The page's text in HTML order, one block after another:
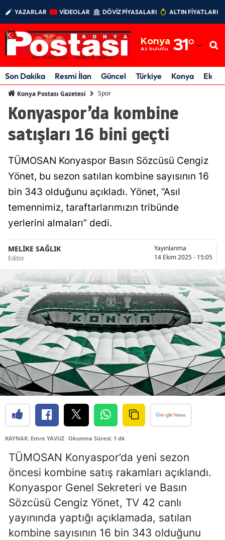
YAZARLAR VİDEOLAR DÖVİZ PİYASALARI ALTIN FİYATLARI
Konya
Az bulutlu 31°
Adıyaman
Afyonkarahisar
Amasya
Ankara
Artvin
Aydın
Bingöl
Bitlis
Bolu
Burdur
Bursa
Çanakkale
Çankırı
Edirne
Elazığ
Erzincan
Erzurum
Son Dakika Resmi İlan Güncel Türkiye Konya
Konya Postası Gazetesi Spor
Konyaspor’da kombine
satışları 16 bini geçti
TÜMOSAN Konyaspor Basın Sözcüsü Cengiz
Yönet, bu sezon satılan kombine sayısının 16
bin 343 olduğunu açıkladı. Yönet, “Asıl
temennimiz, taraftarlarımızın tribünde
yerlerini almaları” dedi.
MELİKE SAĞLIK
Editör
Yayınlanma
14 Ekim 2025 - 15:05
KAYNAK: Emre YAVUZ Okunma Süresi: 1 dk
TÜMOSAN Konyaspor’da yeni sezon
öncesi kombine satış rakamları açıklandı.
Konyaspor Genel Sekreteri ve Basın
Sözcüsü Cengiz Yönet, TV 42 canlı
yayınında yaptığı açıklamada, satılan
kombine sayısının 16 bin 343 olduğunu